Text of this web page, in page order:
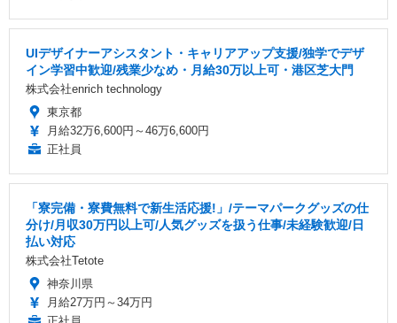
UIデザイナーアシスタント・キャリアアップ支援/独学でデザ
イン学習中歓迎/残業少なめ・月給30万以上可・港区芝大門
株式会社enrich technology
東京都
月給32万6,600円～46万6,600円
正社員
「寮完備・寮費無料で新生活応援!」/テーマパークグッズの仕
分け/月収30万円以上可/人気グッズを扱う仕事/未経験歓迎/日
払い対応
株式会社Tetote
神奈川県
月給27万円～34万円